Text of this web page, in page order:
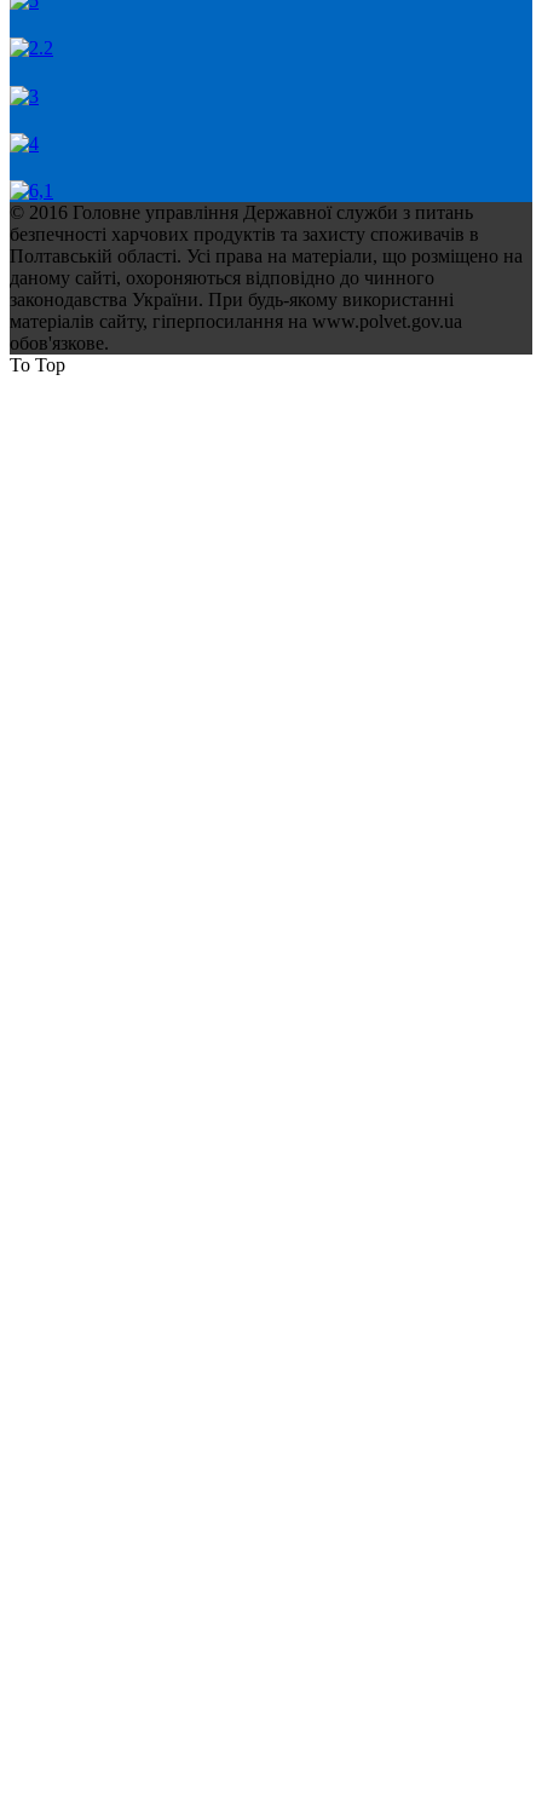
© 2016 Головне управління Державної служби з питань
безпечності харчових продуктів та захисту споживачів в
Полтавській області. Усі права на матеріали, що розміщено на
даному сайті, охороняються відповідно до чинного
законодавства України. При будь-якому використанні
матеріалів сайту, гіперпосилання на www.polvet.gov.ua
обов'язкове.
To Top